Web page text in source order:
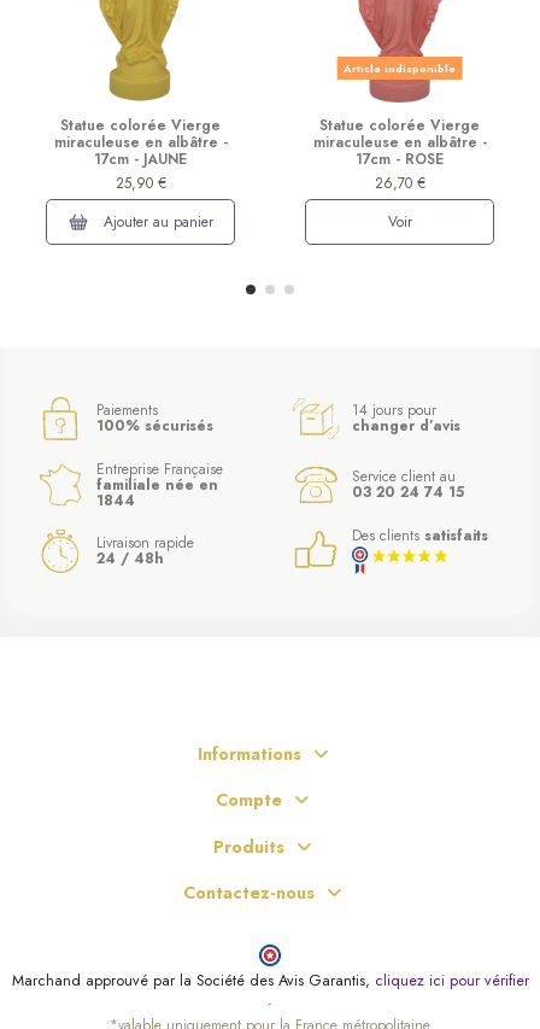
Statue colorée Vierge
miraculeuse en albâtre -
17cm - JAUNE
25,90 €
Ajouter au panier
Article indisponible
Statue colorée Vierge
miraculeuse en albâtre -
17cm - ROSE
26,70 €
Voir
Paiements
100% sécurisés
14 jours pour
changer d’avis
Entreprise Française
familiale née en
1844
Service client au
03 20 24 74 15
Livraison rapide
24 / 48h
Des clients satisfaits
Informations
Compte
Produits
Contactez-nous
Marchand approuvé par la Société des Avis Garantis, cliquez ici pour vérifier
.